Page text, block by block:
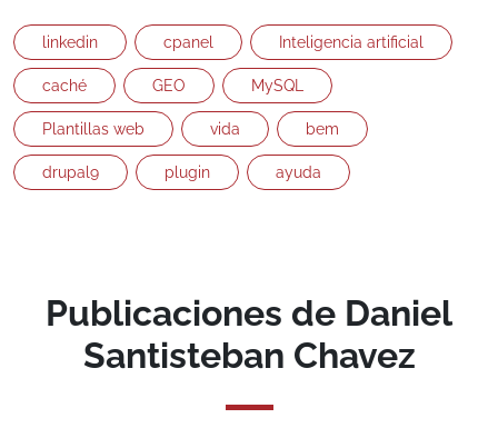
linkedin cpanel Inteligencia artificial
caché GEO MySQL
Plantillas web vida bem
drupal9 plugin ayuda
Publicaciones de Daniel
Santisteban Chavez